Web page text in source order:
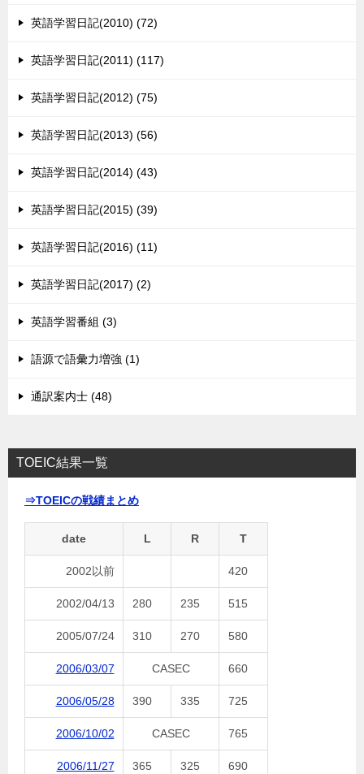
英語学習日記(2010) (72)
英語学習日記(2011) (117)
英語学習日記(2012) (75)
英語学習日記(2013) (56)
英語学習日記(2014) (43)
英語学習日記(2015) (39)
英語学習日記(2016) (11)
英語学習日記(2017) (2)
英語学習番組 (3)
語源で語彙力増強 (1)
通訳案内士 (48)
TOEIC結果一覧
⇒TOEICの戦績まとめ
date L R T
2002以前 420
2002/04/13 280 235 515
2005/07/24 310 270 580
2006/03/07 CASEC 660
2006/05/28 390 335 725
2006/10/02 CASEC 765
2006/11/27 365 325 690